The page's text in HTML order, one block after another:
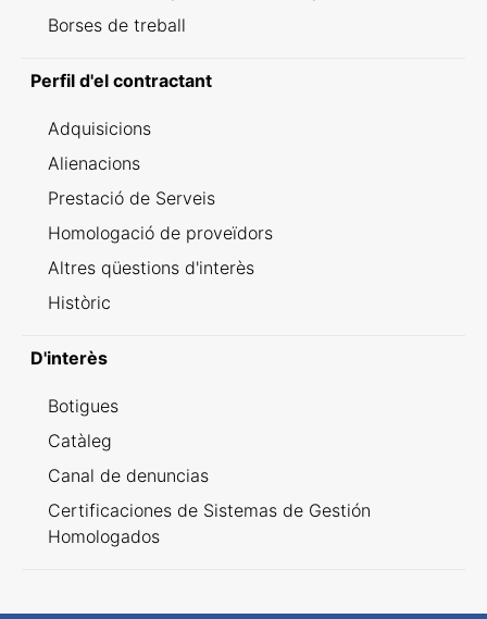
Borses de treball
Perfil d'el contractant
Adquisicions
Alienacions
Prestació de Serveis
Homologació de proveïdors
Altres qüestions d'interès
Històric
D'interès
Botigues
Catàleg
Canal de denuncias
Certificaciones de Sistemas de Gestión
Homologados